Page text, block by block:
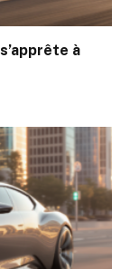
à